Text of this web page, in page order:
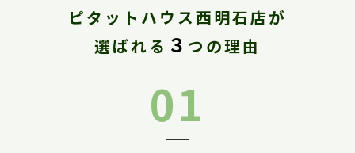
ピタットハウス西明石店が
選ばれる ３ つの理由
01